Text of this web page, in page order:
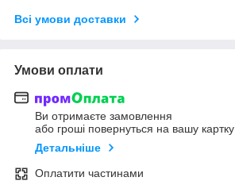
Всі умови доставки
Умови оплати
Ви отримаєте замовлення
або гроші повернуться на вашу картку
Детальніше
Оплатити частинами